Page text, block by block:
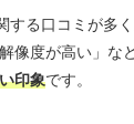
する口コミが多
像度が高い」な
印象です。